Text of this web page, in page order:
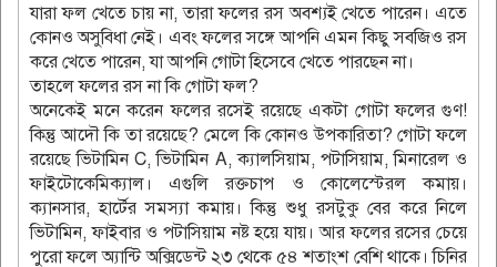
যারা ফল খেতে চায় না, তারা ফলের রস অবশ্যই খেতে পারেন। এতে
কোনও অসুবিধা নেই। এবং ফলের সঙ্গে আপনি এমন কিছু সবজিও রস
করে খেতে পারেন, যা আপনি গোটা হিসেবে খেতে পারছেন না।
তাহলে ফলের রস না কি গোটা ফল?
অনেকেই মনে করেন ফলের রসেই রয়েছে একটা গোটা ফলের গুণ!
কিন্তু আদৌ কি তা রয়েছে? মেলে কি কোনও উপকারিতা? গোটা ফলে
রয়েছে ভিটামিন C, ভিটামিন A, ক্যালসিয়াম, পটাসিয়াম, মিনারেল ও
ফাইটোকেমিক্যাল। এগুলি রক্তচাপ ও কোলেস্টেরল কমায়।
ক্যানসার, হার্টের সমস্যা কমায়। কিন্তু শুধু রসটুকু বের করে নিলে
ভিটামিন, ফাইবার ও পটাসিয়াম নষ্ট হয়ে যায়। আর ফলের রসের চেয়ে
পুরো ফলে অ্যান্টি অক্সিডেন্ট ২৩ থেকে ৫৪ শতাংশ বেশি থাকে। চিনির